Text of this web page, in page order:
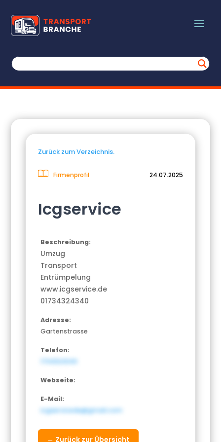
Zurück zum Verzeichnis.
Firmenprofil 24.07.2025
Icgservice
Beschreibung:
Umzug
Transport
Entrümpelung
www.icgservice.de
01734324340
Adresse:
Gartenstrasse
Telefon:
1734324340
Webseite:
E-Mail:
icgservicede@gmail.com
← Zurück zur Übersicht